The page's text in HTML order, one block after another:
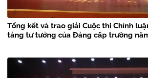
Tổng kết và trao giải Cuộc thi Chính
tảng tư tưởng của Đảng cấp trường